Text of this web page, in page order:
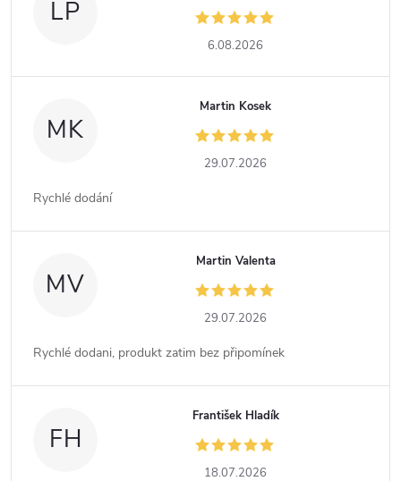
LP
6.08.2026
MK
Martin Kosek
29.07.2026
Rychlé dodání
MV
Martin Valenta
29.07.2026
Rychlé dodani, produkt zatim bez připomínek
FH
František Hladík
18.07.2026